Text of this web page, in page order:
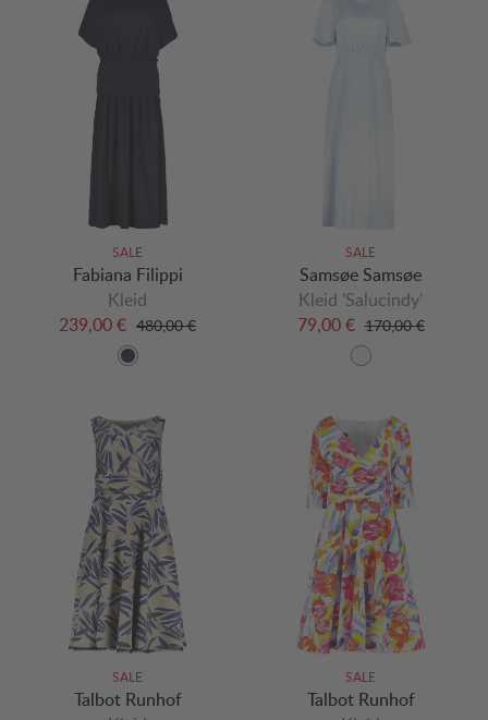
SALE
Fabiana Filippi
Kleid
239,00 € 480,00 €
SALE
Samsøe Samsøe
Kleid 'Salucindy'
79,00 € 170,00 €
SALE
Talbot Runhof
SALE
Talbot Runhof